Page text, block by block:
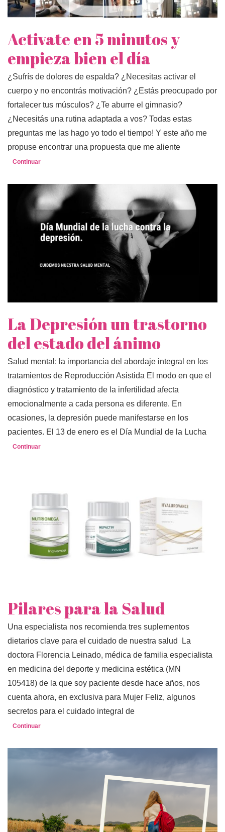
Activate en 5 minutos y
empieza bien el día
¿Sufrís de dolores de espalda? ¿Necesitas activar el
cuerpo y no encontrás motivación? ¿Estás preocupado por
fortalecer tus músculos? ¿Te aburre el gimnasio?
¿Necesitás una rutina adaptada a vos? Todas estas
preguntas me las hago yo todo el tiempo! Y este año me
propuse encontrar una propuesta que me aliente
Continuar
La Depresión un trastorno
del estado del ánimo
Salud mental: la importancia del abordaje integral en los
tratamientos de Reproducción Asistida El modo en que el
diagnóstico y tratamiento de la infertilidad afecta
emocionalmente a cada persona es diferente. En
ocasiones, la depresión puede manifestarse en los
pacientes. El 13 de enero es el Día Mundial de la Lucha
Continuar
Pilares para la Salud
Una especialista nos recomienda tres suplementos
dietarios clave para el cuidado de nuestra salud La
doctora Florencia Leinado, médica de familia especialista
en medicina del deporte y medicina estética (MN
105418) de la que soy paciente desde hace años, nos
cuenta ahora, en exclusiva para Mujer Feliz, algunos
secretos para el cuidado integral de
Continuar